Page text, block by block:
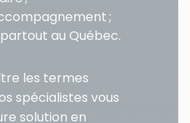
;
au Québec.
les termes
spécialistes vous
solution en